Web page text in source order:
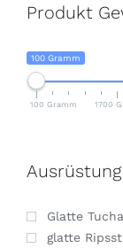
Produkt
100 Gramm
100 Gramm 1700
Ausrüstung
Glatte
glatte